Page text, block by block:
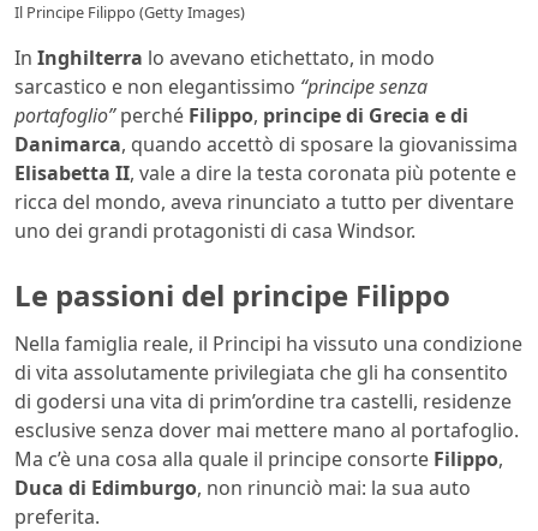
Il Principe Filippo (Getty Images)
In Inghilterra lo avevano etichettato, in modo
sarcastico e non elegantissimo “principe senza
portafoglio”perché Filippo, principe di Grecia e di
Danimarca, quando accettò di sposare la giovanissima
Elisabetta II, vale a dire la testa coronata più potente e
ricca del mondo, aveva rinunciato a tutto per diventare
uno dei grandi protagonisti di casa Windsor.
Le passioni del principe Filippo
Nella famiglia reale, il Principi ha vissuto una condizione
di vita assolutamente privilegiata che gli ha consentito
di godersi una vita di prim’ordine tra castelli, residenze
esclusive senza dover mai mettere mano al portafoglio.
Ma c’è una cosa alla quale il principe consorte Filippo,
Duca di Edimburgo, non rinunciò mai: la sua auto
preferita.